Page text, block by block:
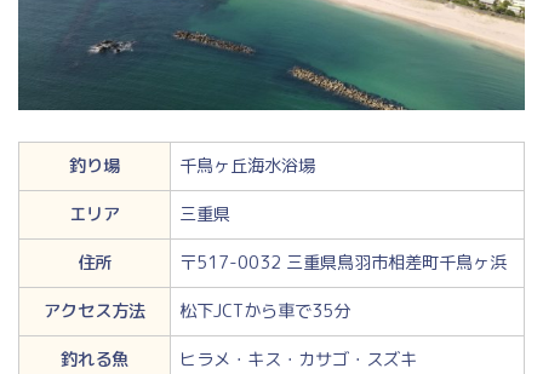
釣り場
千鳥ヶ丘海水浴場
エリア
三重県
住所
〒517-0032 三重県鳥羽市相差町千鳥ヶ浜
アクセス方法
松下JCTから車で35分
釣れる魚
ヒラメ・キス・カサゴ・スズキ